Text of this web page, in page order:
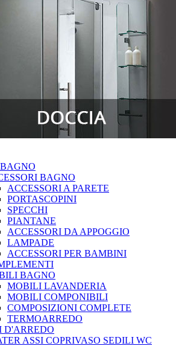
BAGNO
ACCESSORI A PARETE
PORTASCOPINI
SPECCHI
PIANTANE
ACCESSORI DA APPOGGIO
LAMPADE
ACCESSORI PER BAMBINI
BAGNO
MOBILI LAVANDERIA
MOBILI COMPONIBILI
COMPOSIZIONI COMPLETE
TERMOARREDO
D'ARREDO
ASSI COPRIVASO SEDILI WC